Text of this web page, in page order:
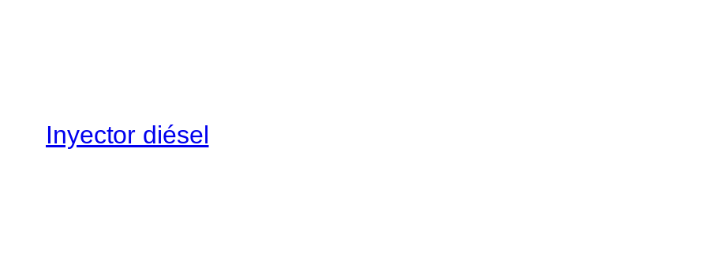
Inyector diésel